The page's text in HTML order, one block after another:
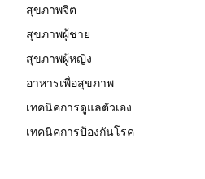
สุขภาพจิต
สุขภาพผู้ชาย
สุขภาพผู้หญิง
อาหารเพื่อสุขภาพ
เทคนิคการดูแลตัวเอง
เทคนิคการป้องกันโรค